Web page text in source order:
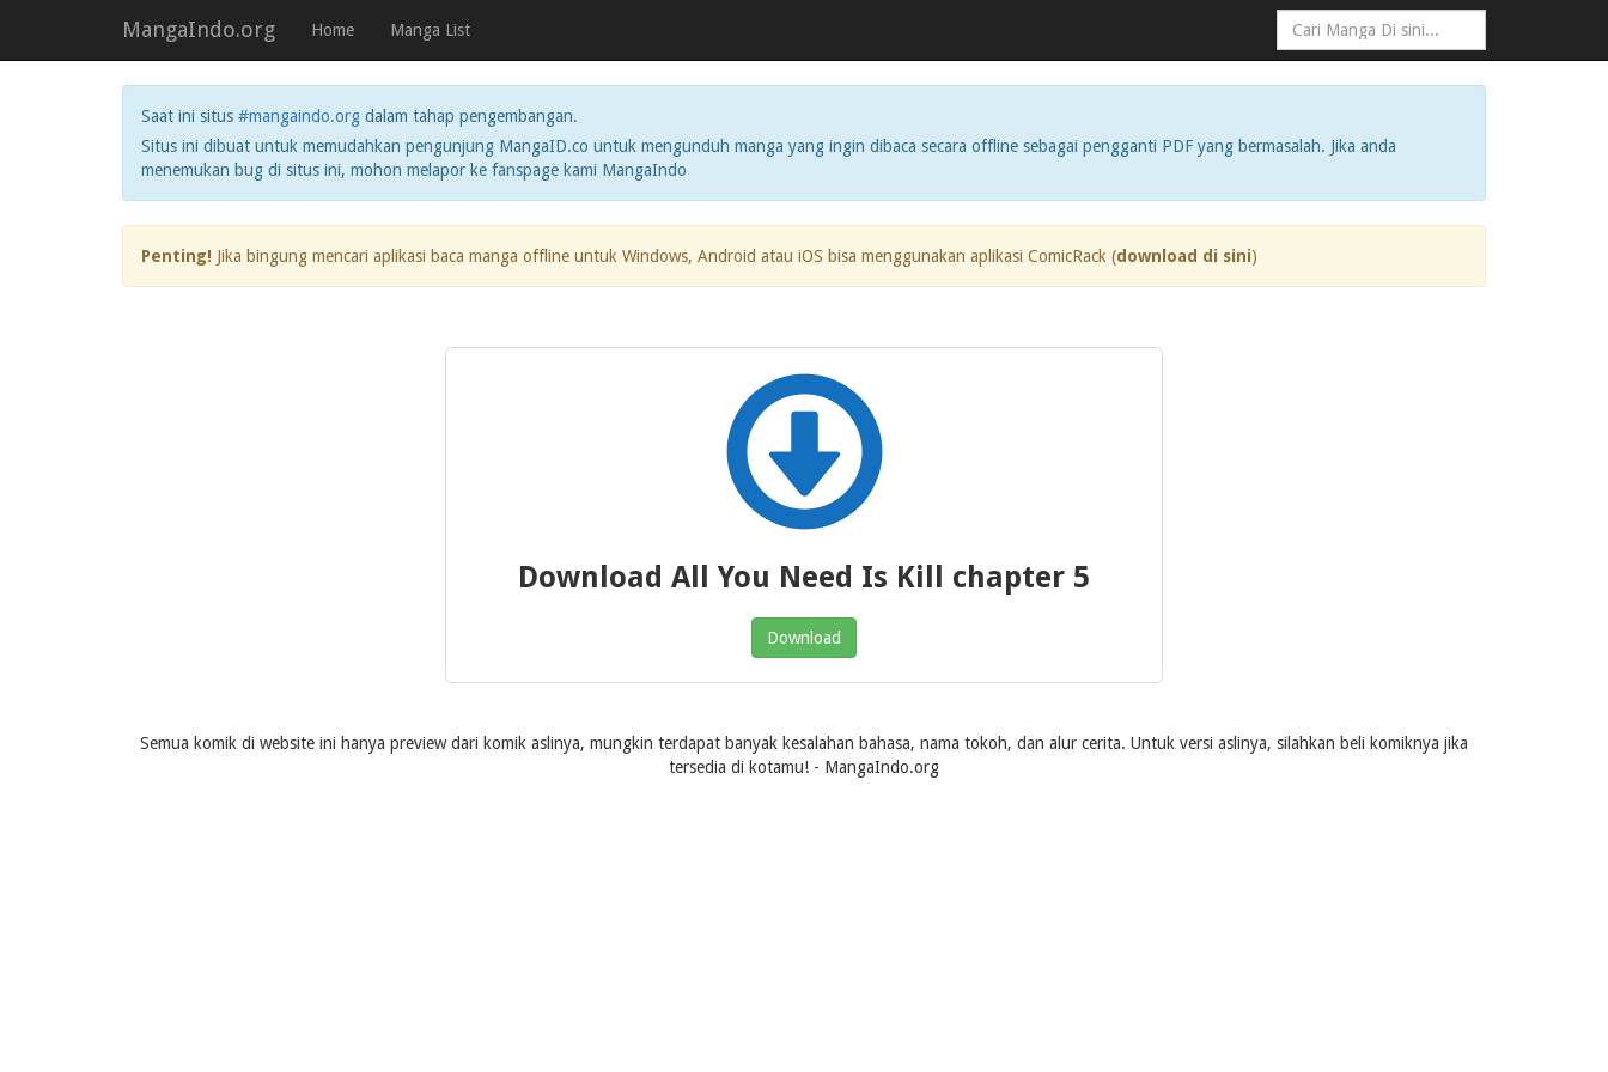
MangaIndo.org Home Manga List
Saat ini situs #mangaindo.org dalam tahap pengembangan.
Situs ini dibuat untuk memudahkan pengunjung MangaID.co untuk mengunduh manga yang ingin dibaca secara offline sebagai pengganti PDF yang bermasalah. Jika anda
menemukan bug di situs ini, mohon melapor ke fanspage kami MangaIndo
Penting! Jika bingung mencari aplikasi baca manga offline untuk Windows, Android atau iOS bisa menggunakan aplikasi ComicRack (download di sini)
Download All You Need Is Kill chapter 5
Download
Semua komik di website ini hanya preview dari komik aslinya, mungkin terdapat banyak kesalahan bahasa, nama tokoh, dan alur cerita. Untuk versi aslinya, silahkan beli komiknya jika
tersedia di kotamu! - MangaIndo.org